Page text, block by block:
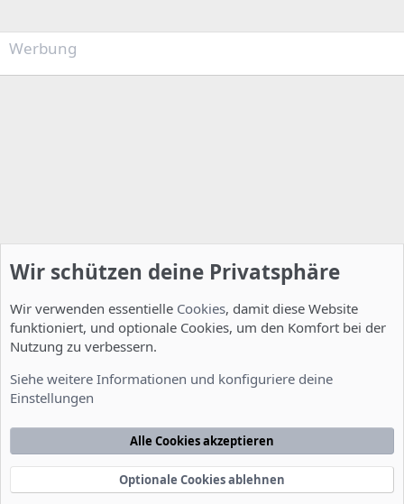
Werbung
Nutzungsbedingungen Datenschutzerklärung
Startseite
Community platform by XenForo® © 2010-2022 XenForo Ltd.
xenDach©2010-2014
Wir schützen deine Privatsphäre
Wir verwenden essentielle Cookies, damit diese Website
funktioniert, und optionale Cookies, um den Komfort bei der
Nutzung zu verbessern.
Siehe weitere Informationen und konfiguriere deine
Einstellungen
Alle Cookies akzeptieren
Optionale Cookies ablehnen